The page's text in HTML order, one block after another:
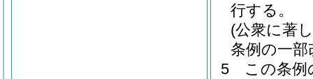
行する。
(公衆に著
条例の一部
5
この条例